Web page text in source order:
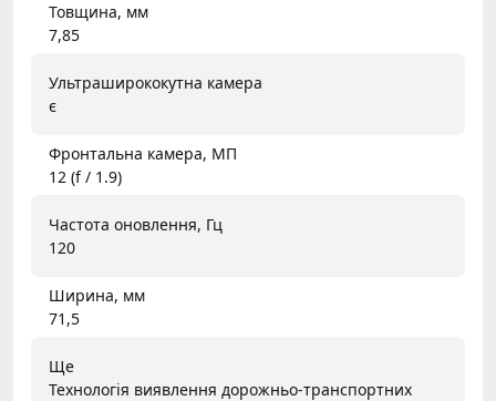
Товщина, мм
7,85
Ультраширококутна камера
є
Фронтальна камера, МП
12 (f / 1.9)
Частота оновлення, Гц
120
Ширина, мм
71,5
Ще
Технологія виявлення дорожньо-транспортних